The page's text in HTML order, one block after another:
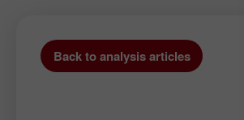
Back to analysis articles